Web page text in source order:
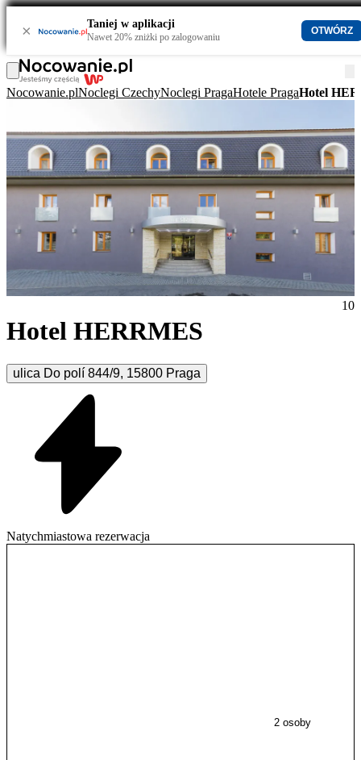
× Taniej w aplikacji
Nawet 20% zniżki po zalogowaniu
OTWÓRZ
Nocowanie.plNoclegi CzechyNoclegi PragaHotele PragaHotel
Hotel HERRMES
ulica Do polí 844/9, 15800 Praga
10
Natychmiastowa rezerwacja
2 osoby